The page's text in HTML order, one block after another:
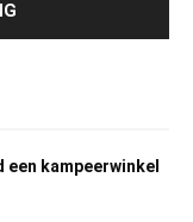
een kampeerwinkel